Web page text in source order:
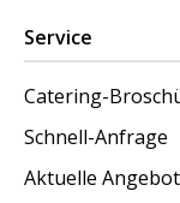
Service
Catering-
Schnell-Anfrage
Aktuelle